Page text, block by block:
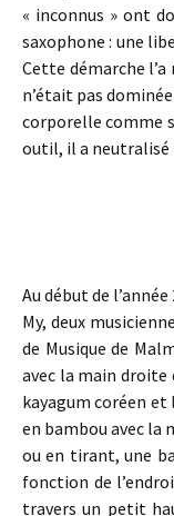
« inconnus » ont
saxophone : une
Cette démarche
n’était pas
corporelle comme
outil, il a neutralisé
Au début de
My, deux
de Musique de
avec la main droite
kayagum coréen et
en bambou avec la
ou en tirant, une
fonction de
travers un petit